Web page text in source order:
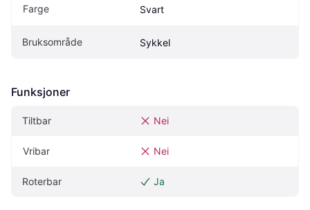
Farge Svart
Bruksområde Sykkel
Funksjoner
Tiltbar Nei
Vribar Nei
Roterbar Ja